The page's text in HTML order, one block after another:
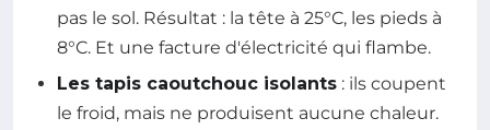
pas le sol. Résultat : la tête à 25°C, les pieds à
8°C. Et une facture d'électricité qui flambe.
Les tapis caoutchouc isolants : ils coupent
le froid, mais ne produisent aucune chaleur.